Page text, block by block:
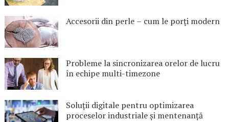
Accesorii din perle – cum le porți modern
Probleme la sincronizarea orelor de lucru
în echipe multi-timezone
Soluții digitale pentru optimizarea
proceselor industriale și mentenanță